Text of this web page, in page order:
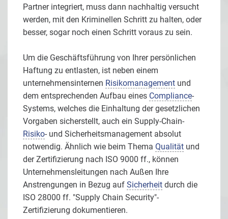
Partner integriert, muss dann nachhaltig versucht
werden, mit den Kriminellen Schritt zu halten, oder
besser, sogar noch einen Schritt voraus zu sein.
Um die Geschäftsführung von Ihrer persönlichen
Haftung zu entlasten, ist neben einem
unternehmensinternen Risikomanagement und
dem entsprechenden Aufbau eines Compliance-
Systems, welches die Einhaltung der gesetzlichen
Vorgaben sicherstellt, auch ein Supply-Chain-
Risiko- und Sicherheitsmanagement absolut
notwendig. Ähnlich wie beim Thema Qualität und
der Zertifizierung nach ISO 9000 ff., können
Unternehmensleitungen nach Außen Ihre
Anstrengungen in Bezug auf Sicherheit durch die
ISO 28000 ff. "Supply Chain Security"-
Zertifizierung dokumentieren.